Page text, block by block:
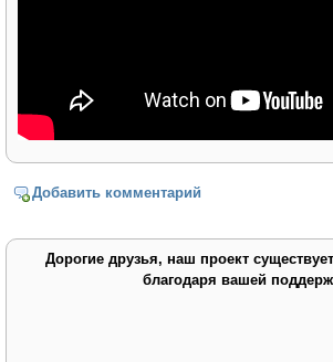
Добавить комментарий
Дорогие друзья, наш проект
благодаря вашей